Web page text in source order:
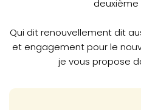
Qui dit renouvellement dit
et engagement pour le
je vous propose